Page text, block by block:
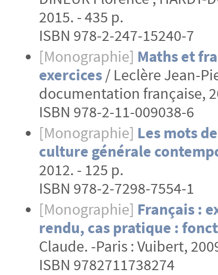
2015. - 435 p.
ISBN 978-2-247-15240-7
[Monographie] Maths et
exercices/ Leclère Jean-
documentation française,
ISBN 978-2-11-009038-6
[Monographie] Les mots
culture générale
2012. - 125 p.
ISBN 978-2-7298-7554-1
[Monographie] Français :
rendu, cas pratique :
Claude. -Paris : Vuibert,
ISBN 9782711738274